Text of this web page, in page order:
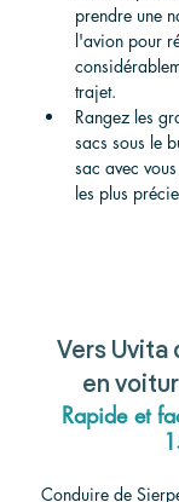
prendre une
l'avion pour
trajet.
Rangez les
sacs sous le
sac avec
les plus
Vers Uvita
en
Rapide et
Conduire de